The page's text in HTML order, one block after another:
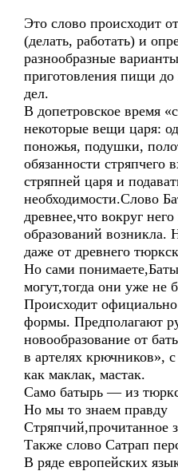
Это слово происходит
(делать, работать) и
разнообразные
приготовления пищи до
дел.
В допетровское время
некоторые вещи царя:
поножья, подушки,
обязанности стряпчего
стряпней царя и
необходимости.Слово
древнее,что вокруг
образований возникла.
даже от древнего
Но сами
могут,тогда они уже не
Происходит
формы. Предполагают
новообразование от
в артелях крючников»,
как маклак, мастак.
Само батырь — из
Но мы то знаем правду
Стряпчий,прочитанное
Также слово Сатрап
В ряде европейских